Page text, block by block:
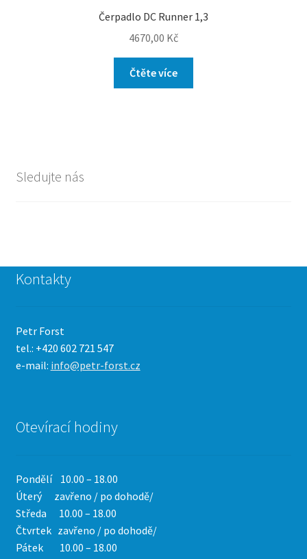
Čerpadlo DC Runner 1,3
4670,00 Kč
Čtěte více
Sledujte nás
Kontakty
Petr Forst
tel.: +420 602 721 547
e-mail: info@petr-forst.cz
Otevírací hodiny
Pondělí 10.00 – 18.00
Úterý zavřeno / po dohodě/
Středa 10.00 – 18.00
Čtvrtek zavřeno / po dohodě/
Pátek 10.00 – 18.00